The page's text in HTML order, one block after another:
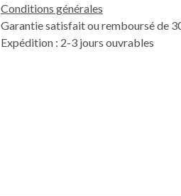
Conditions générales
Garantie satisfait ou remboursé de
Expédition : 2-3 jours ouvrables